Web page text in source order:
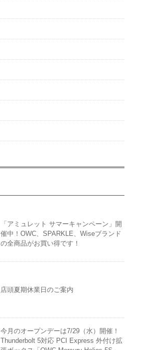
「アミュレット サマーキャンペーン」開
催中！OWC、SPARKLE、Wiseブランド
の全商品がお買い得です！
店頭夏期休業日のご案内
今月のオープンデーは7/29（水）開催！
Thunderbolt 5対応 PCI Express 外付け拡